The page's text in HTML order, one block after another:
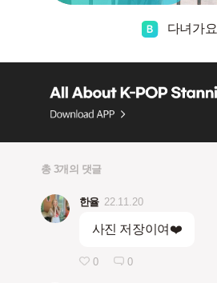
다녀가요
총 3개의 댓글
한율 22.11.20
사진 저장이여❤️
0 0